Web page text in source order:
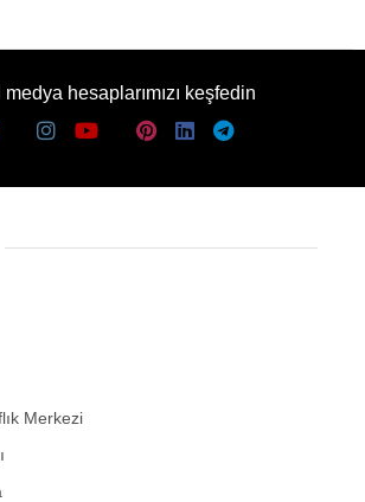
hesaplarımızı keşfedin
Merkezi